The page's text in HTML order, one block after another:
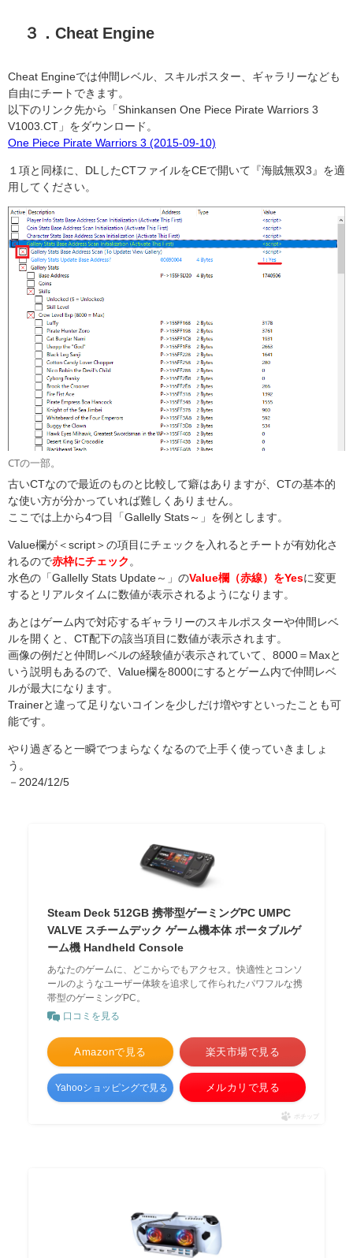
３．Cheat Engine
Cheat Engineでは仲間レベル、スキルポスター、ギャラリーなども
自由にチートできます。
以下のリンク先から「Shinkansen One Piece Pirate Warriors 3
V1003.CT」をダウンロード。
One Piece Pirate Warriors 3 (2015-09-10)
１項と同様に、DLしたCTファイルをCEで開いて『海賊無双3』を適
用してください。
CTの一部。
古いCTなので最近のものと比較して癖はありますが、CTの基本的
な使い方が分かっていれば難しくありません。
ここでは上から4つ目「Gallelly Stats～」を例とします。
Value欄が＜script＞の項目にチェックを入れるとチートが有効化さ
れるので赤枠にチェック 。
水色の「Gallelly Stats Update～」のValue欄（赤線）をYesに変更
するとリアルタイムに数値が表示されるようになります。
あとはゲーム内で対応するギャラリーのスキルポスターや仲間レベ
ルを開くと、CT配下の該当項目に数値が表示されます。
画像の例だと仲間レベルの経験値が表示されていて、8000＝Maxと
いう説明もあるので、Value欄を8000にするとゲーム内で仲間レベ
ルが最大になります。
Trainerと違って足りないコインを少しだけ増やすといったことも可
能です。
やり過ぎると一瞬でつまらなくなるので上手く使っていきましょ
う。
－2024/12/5
Steam Deck 512GB 携帯型ゲーミングPC UMPC
VALVE スチームデック ゲーム機本体 ポータブルゲ
ーム機 Handheld Console
あなたのゲームに、どこからでもアクセス。快適性とコンソ
ールのようなユーザー体験を追求して作られたパワフルな携
帯型のゲーミングPC。
口コミを見る
Amazonで見る 楽天市場で見る
Yahooショッピングで見る メルカリで見る
ポチップ